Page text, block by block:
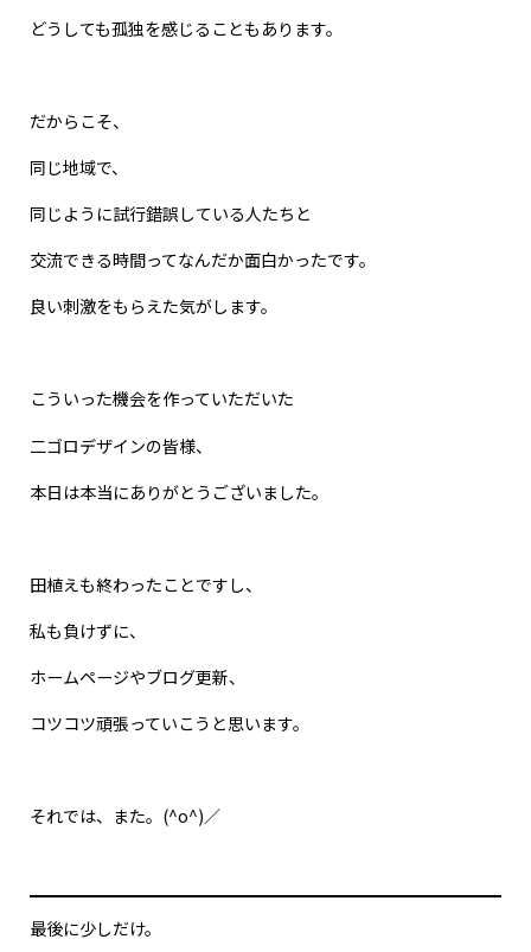
どうしても孤独を感じることもあります。
だからこそ、
同じ地域で、
同じように試行錯誤している人たちと
交流できる時間ってなんだか面白かったです。
良い刺激をもらえた気がします。
こういった機会を作っていただいた
二ゴロデザインの皆様、
本日は本当にありがとうございました。
田植えも終わったことですし、
私も負けずに、
ホームページやブログ更新、
コツコツ頑張っていこうと思います。
それでは、また。(^o^)／
最後に少しだけ。